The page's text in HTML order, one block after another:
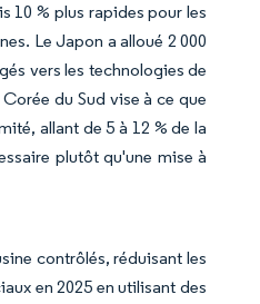
10 % plus rapides pour les
Le Japon a alloué 2 000
vers les technologies de
du Sud vise à ce que
allant de 5 à 12 % de la
plutôt qu'une mise à
contrôlés, réduisant les
en 2025 en utilisant des